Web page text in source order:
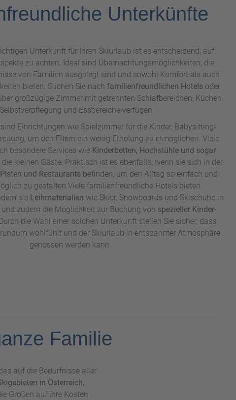
Unterkünfte
Unterkunft für Ihren Skiurlaub ist es entscheidend, auf
zu achten. Ideal sind Übernachtungsmöglichkeiten, die
von Familien ausgelegt sind und sowohl Komfort als auch
bieten. Suchen Sie nach familienfreundlichen Hotels oder
großzügige Zimmer mit getrennten Schlafbereichen, Küchen
und Essbereiche verfügen.
Einrichtungen wie Spielzimmer für die Kinder, Babysitting-
um den Eltern ein wenig Erholung zu ermöglichen. Viele
besondere Services wie Kinderbetten, Hochstühle und sogar
die kleinen Gäste. Praktisch ist es ebenfalls, wenn sie sich in der
und Restaurants befinden, um den Alltag so einfach und
zu gestalten.Viele familienfreundliche Hotels bieten
sie Leihmaterialien wie Skier, Snowboards und Skischuhe in
zudem die Möglichkeit zur Buchung von spezieller Kinder-
die Wahl einer solchen Unterkunft stellen Sie sicher, dass
wohlfühlt und der Skiurlaub in entspannter Atmosphäre
genossen werden kann.
Familie
auf die Bedürfnisse aller
in Österreich,
Großen auf ihre Kosten